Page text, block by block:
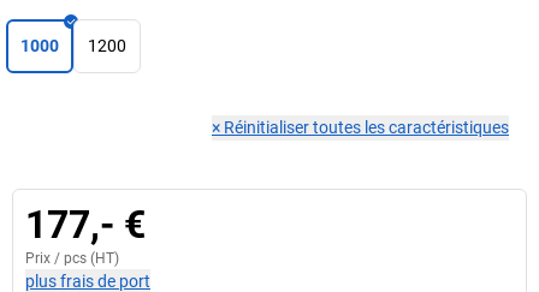
1000 1200
× Réinitialiser toutes les caractéristiques
177,- €
Prix / pcs (HT)
plus frais de port